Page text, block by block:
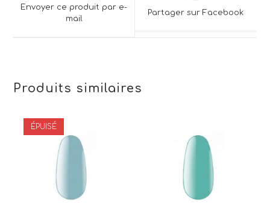
new
Envoyer ce produit par e-
mail
Partager sur Facebook
Produits similaires
ÉPUISÉ